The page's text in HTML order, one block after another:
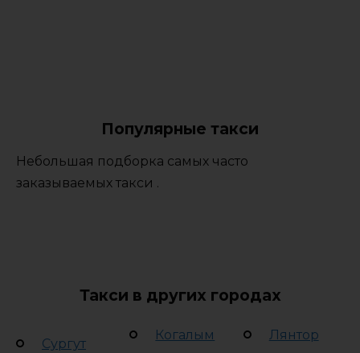
Популярные такси
Небольшая подборка самых часто
заказываемых такси .
Такси в других городах
Сургут
Когалым Лянтор